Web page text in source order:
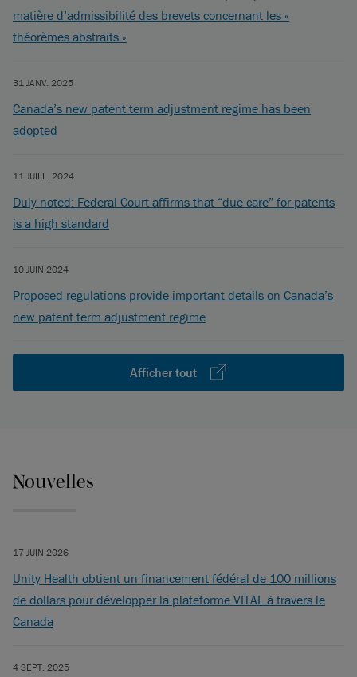
matière d’admissibilité des brevets concernant les «
théorèmes abstraits »
31 JANV. 2025
Canada’s new patent term adjustment regime has been
adopted
11 JUILL. 2024
Duly noted: Federal Court affirms that “due care” for patents
is a high standard
10 JUIN 2024
Proposed regulations provide important details on Canada’s
new patent term adjustment regime
Afficher tout
Nouvelles
17 JUIN 2026
Unity Health obtient un financement fédéral de 100 millions
de dollars pour développer la plateforme VITAL à travers le
Canada
4 SEPT. 2025